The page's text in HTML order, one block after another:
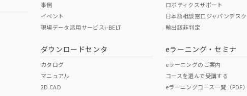
O
この製品の規格認証/適合状況ページへ
その他の認証はこちらのページからご検索ください
事例
イベント
現場データ活用サービスi-BELT
ダウンロードセンタ
カタログ
マニュアル
2D CAD
ロボティクスサポート
日本語相談窓口ジャパンデスク
輸出該非判定
eラーニング・セミナ
eラーニングのご案内
コースを選んで受講する
eラーニングコース一覧（PDF）